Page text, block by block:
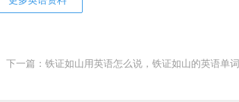
下一篇： 铁证如山用英语怎么说，铁证如山的英语单词